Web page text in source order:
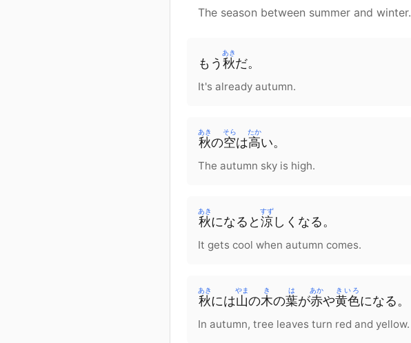
The season between summer and winter.
もう 秋
あき
だ。
It's already autumn.
秋
あき
の空
そら
は高
たか
い。
The autumn sky is high.
秋
あき
になる と 涼
すず
しく なる。
It gets cool when autumn comes.
秋
あき
には山
やま
の木
き
の葉
は
が赤
あか
や黄色
きいろ
になる。
In autumn, tree leaves turn red and yellow.